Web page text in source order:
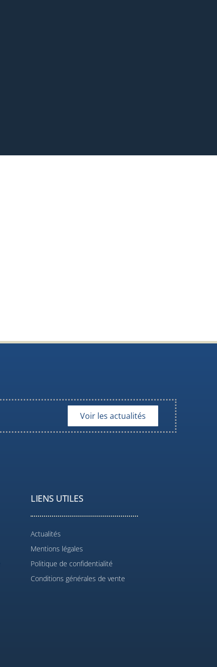
Voir les actualités
LIENS UTILES
Actualités
Mentions légales
Politique de confidentialité
Conditions générales de vente